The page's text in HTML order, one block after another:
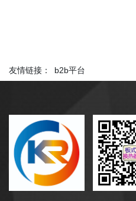
友情链接： b2b平台